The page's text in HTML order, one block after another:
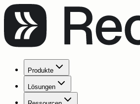
Produkte
Lösungen